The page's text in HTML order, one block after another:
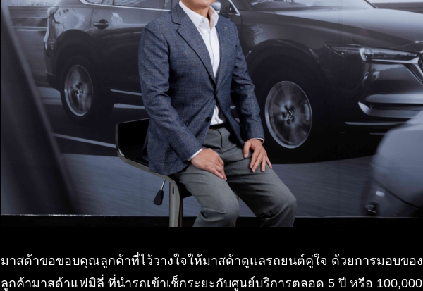
มาสด้าขอขอบคุณลูกค้าที่ไว้วางใจให้มาสด้าดูแลรถยนต์คู่ใจ ด้วยการมอบขอ
ลูกค้ามาสด้าแฟมิลี่ ที่นำรถเข้าเช็กระยะกับศูนย์บริการตลอด 5 ปี หรือ